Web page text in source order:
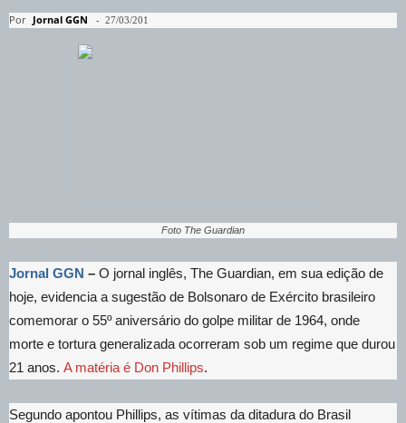
Por Jornal GGN - 27/03/201
Foto The Guardian
Jornal GGN – O jornal inglês, The Guardian, em sua edição de
hoje, evidencia a sugestão de Bolsonaro de Exército brasileiro
comemorar o 55º aniversário do golpe militar de 1964, onde
morte e tortura generalizada ocorreram sob um regime que durou
21 anos. A matéria é Don Phillips.
Segundo apontou Phillips, as vítimas da ditadura do Brasil